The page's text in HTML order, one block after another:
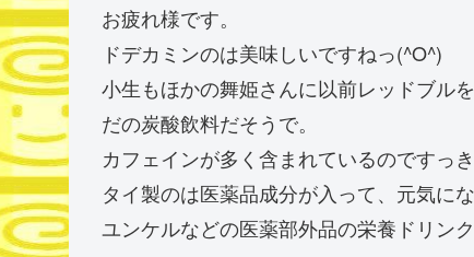
お疲れ様です。
ドデカミンのは美味しいですねっ(^O^)
小生もほかの舞姫さんに以前レッドブル
だの炭酸飲料だそうで。
カフェインが多く含まれているのですっ
タイ製のは医薬品成分が入って、元気に
ユンケルなどの医薬部外品の栄養ドリン